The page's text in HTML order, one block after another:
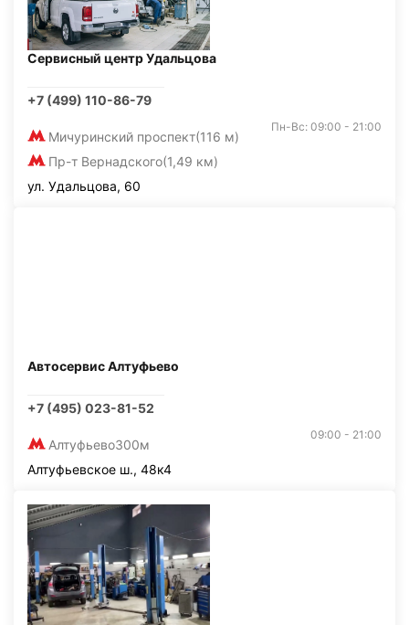
Сервисный центр Удальцова
+7 (499) 110-86-79
Мичуринский проспект(116 м)
Пр-т Вернадского(1,49 км)
Пн-Вс: 09:00 - 21:00
ул. Удальцова, 60
Автосервис Алтуфьево
+7 (495) 023-81-52
Алтуфьево300м
09:00 - 21:00
Алтуфьевское ш., 48к4